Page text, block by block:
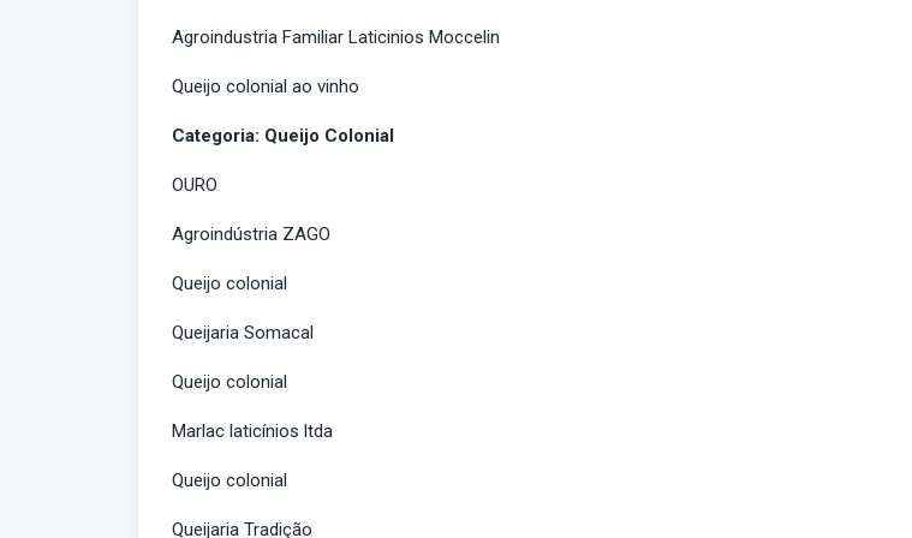
Agroindustria Familiar Laticinios Moccelin
Queijo colonial ao vinho
Categoria: Queijo Colonial
OURO
Agroindústria ZAGO
Queijo colonial
Queijaria Somacal
Queijo colonial
Marlac laticínios ltda
Queijo colonial
Queijaria Tradição